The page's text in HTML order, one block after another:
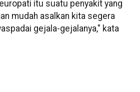
itu suatu penyakit yang
mudah asalkan kita segera
gejala-gejalanya," kata